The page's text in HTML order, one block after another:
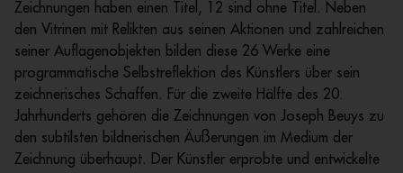
Zeichnungen haben einen Titel, 12 sind ohne Titel. Neben
den Vitrinen mit Relikten aus seinen Aktionen und zahlreichen
seiner Auflagenobjekten bilden diese 26 Werke eine
programmatische Selbstreflektion des Künstlers über sein
zeichnerisches Schaffen. Für die zweite Hälfte des 20.
Jahrhunderts gehören die Zeichnungen von Joseph Beuys zu
den subtilsten bildnerischen Äußerungen im Medium der
Zeichnung überhaupt. Der Künstler erprobte und entwickelte